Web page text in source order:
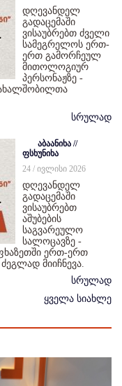
დღევანდელ
გადაცემაში
ვისაუბრებთ ძველი
სამეგრელოს ერთ-
ერთ გამორჩეულ
მითოლოგიურ
პერსონაჟზე -
სრულად
აბაანიხა //
ფსხუნიხა
24 / ივლისი 2026
დღევანდელ
გადაცემაში
ვისაუბრებთ
აშუბების
საგვარეულო
სალოცავზე -
ერთ-ერთ
მიიჩნევა.
სრულად
ყველა სიახლე